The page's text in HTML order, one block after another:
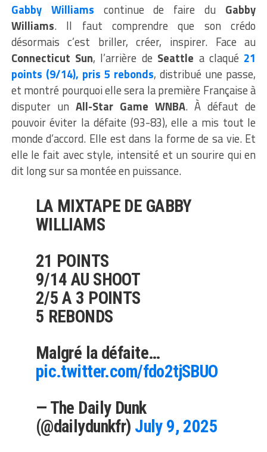
Gabby Williams continue de faire du Gabby
Williams. Il faut comprendre que son crédo
désormais c’est briller, créer, inspirer. Face au
Connecticut Sun, l’arrière de Seattle a claqué 21
points (9/14), pris 5 rebonds, distribué une passe,
et montré pourquoi elle sera la première Française à
disputer un All-Star Game WNBA. À défaut de
pouvoir éviter la défaite (93-83), elle a mis tout le
monde d’accord. Elle est dans la forme de sa vie. Et
elle le fait avec style, intensité et un sourire qui en
dit long sur sa montée en puissance.
LA MIXTAPE DE GABBY
WILLIAMS
21 POINTS
9/14 AU SHOOT
2/5 A 3 POINTS
5 REBONDS
Malgré la défaite…
pic.twitter.com/fdo2tjSBUO
— The Daily Dunk
(@dailydunkfr) July 9, 2025